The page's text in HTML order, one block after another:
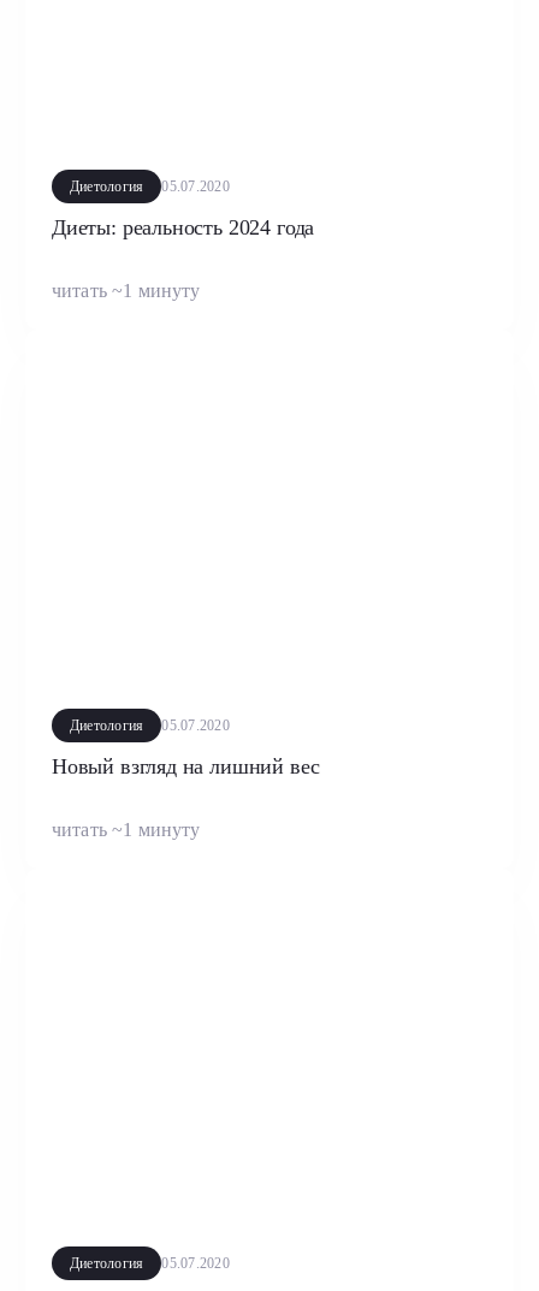
Диетология 05.07.2020
Диеты: реальность 2024 года
читать ~1 минуту
Диетология 05.07.2020
Новый взгляд на лишний вес
читать ~1 минуту
Диетология 05.07.2020